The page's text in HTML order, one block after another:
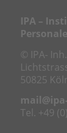
IPA –
© IPA-
50825
Tel. +49